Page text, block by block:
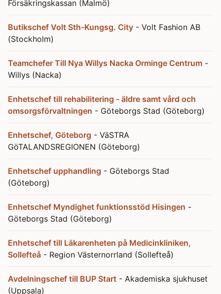
Försäkringskassan (Malmö)
Butikschef Volt Sth-Kungsg. City - Volt Fashion AB
(Stockholm)
Teamchefer Till Nya Willys Nacka Orminge Centrum -
Willys (Nacka)
Enhetschef till rehabilitering - äldre samt vård och
omsorgsförvaltningen - Göteborgs Stad (Göteborg)
Enhetschef, Göteborg - VäSTRA
GöTALANDSREGIONEN (Göteborg)
Enhetschef upphandling - Göteborgs Stad
(Göteborg)
Enhetschef Myndighet funktionsstöd Hisingen -
Göteborgs Stad (Göteborg)
Enhetschef till Läkarenheten på Medicinkliniken,
Sollefteå - Region Västernorrland (Sollefteå)
Avdelningschef till BUP Start - Akademiska sjukhuset
(Uppsala)